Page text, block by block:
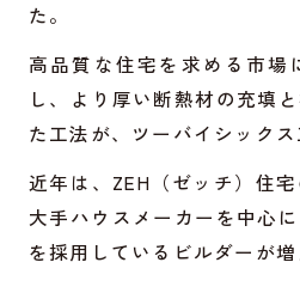
た。
高品質な住宅を求める市場
し、より厚い断熱材の充填
た工法が、ツーバイシックス
近年は、ZEH（ゼッチ）住
大手ハウスメーカーを中心
を採用しているビルダーが増